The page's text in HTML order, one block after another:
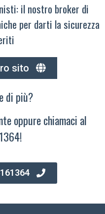
il nostro broker di
per darti la sicurezza
sito
di più?
oppure chiamaci al